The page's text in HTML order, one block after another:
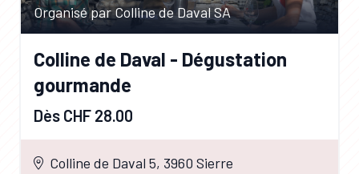
Organisé par Colline de Daval SA
Colline de Daval - Dégustation
gourmande
Dès CHF 28.00
Colline de Daval 5, 3960 Sierre